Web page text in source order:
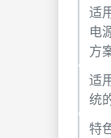
适
电
方
适
统
特